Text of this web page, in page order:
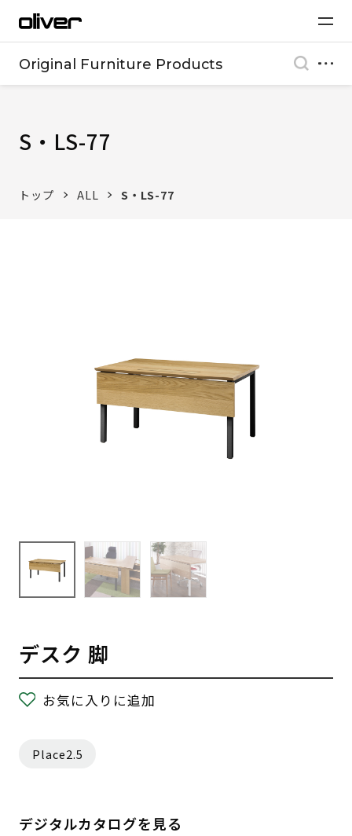
Original Furniture Products
S・LS-77
トップ ALL S・LS-77
デスク 脚
お気に入りに追加
Place2.5
デジタルカタログを見る